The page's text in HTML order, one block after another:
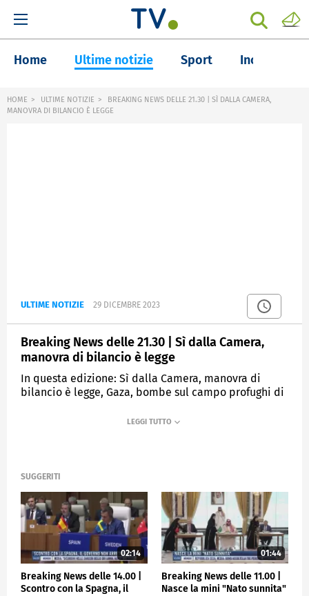
Home Ultime notizie Sport Inchieste
HOME ULTIME NOTIZIE
BREAKING NEWS DELLE 21.30 | SÌ DALLA CAMERA,
MANOVRA DI BILANCIO È LEGGE
ULTIME NOTIZIE 29 DICEMBRE 2023
Breaking News delle 21.30 | Sì dalla Camera,
manovra di bilancio è legge
In questa edizione: Sì dalla Camera, manovra di
bilancio è legge, Gaza, bombe sul campo profughi di
Influenza e Covid, è boom di casi in Italia
SUGGERITI
02:14
Breaking News delle 14.00 |
Scontro con la Spagna, il
01:44
Breaking News delle 11.00 |
Nasce la mini "Nato sunnita"